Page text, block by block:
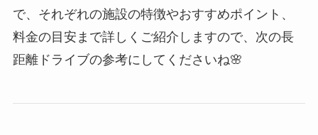
で、それぞれの施設の特徴やおすすめポイント、
料金の目安まで詳しくご紹介しますので、次の長
距離ドライブの参考にしてくださいね🌸